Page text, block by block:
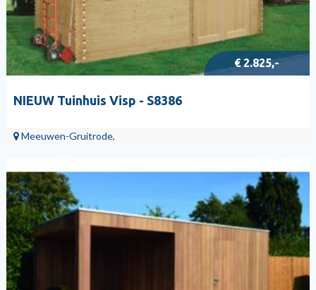
€ 2.825,-
NIEUW Tuinhuis Visp - S8386
Meeuwen-Gruitrode,